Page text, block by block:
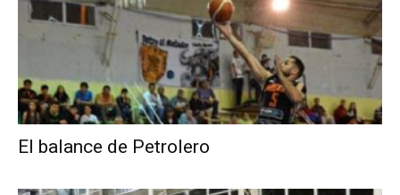
El balance de Petrolero